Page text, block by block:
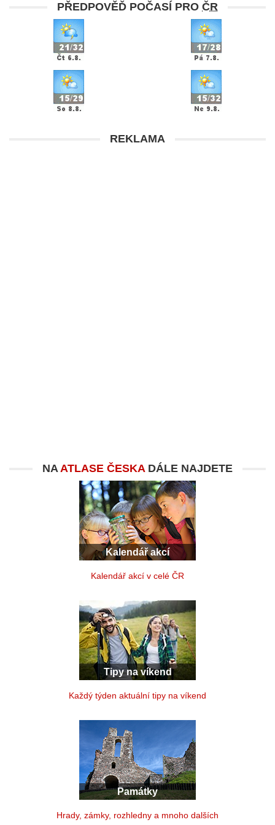
PŘEDPOVĚĎ POČASÍ PRO ČR
REKLAMA
NAATLASE ČESKADÁLE NAJDETE
Kalendář akcí
Kalendář akcí v celé ČR
Tipy na víkend
Každý týden aktuální tipy na víkend
Památky
Hrady, zámky, rozhledny a mnoho dalších